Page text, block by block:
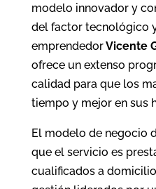
modelo innovador y
del factor tecnológico
emprendedorVicente
ofrece un extenso
calidad para que los
tiempo y mejor en sus
El modelo de negocio
que el servicio es
cualificados a